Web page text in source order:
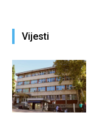
Vijesti